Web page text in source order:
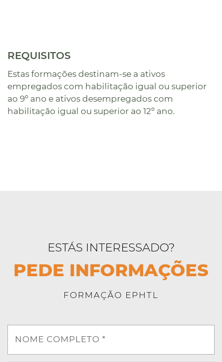
REQUISITOS
Estas formações destinam-se a ativos
empregados com habilitação igual ou superior
ao 9º ano e ativos desempregados com
habilitação igual ou superior ao 12º ano.
ESTÁS INTERESSADO?
PEDE INFORMAÇÕES
FORMAÇÃO EPHTL
NOME COMPLETO *